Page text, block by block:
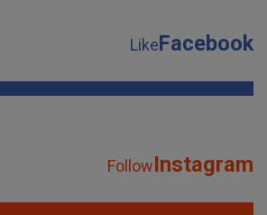
LikeFacebook
FollowInstagram